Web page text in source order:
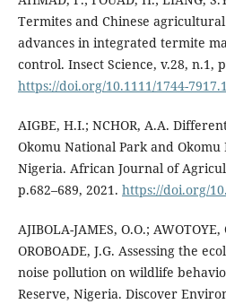
Termites and Chinese
advances in integrated termite
control. Insect Science, v.28, n.1,
https://doi.org/10.1111/1744-
AIGBE, H.I.; NCHOR, A.A.
Okomu National Park and Okomu
Nigeria. African Journal of
p.682–689, 2021. https://doi.org/
AJIBOLA-JAMES, O.O.; AWOTOYE,
OROBOADE, J.G. Assessing the
noise pollution on wildlife
Reserve, Nigeria. Discover